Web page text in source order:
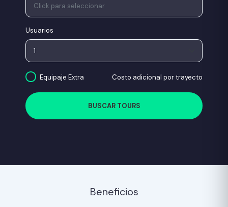
Usuarios
Equipaje Extra Costo adicional por trayecto
BUSCAR TOURS
Beneficios